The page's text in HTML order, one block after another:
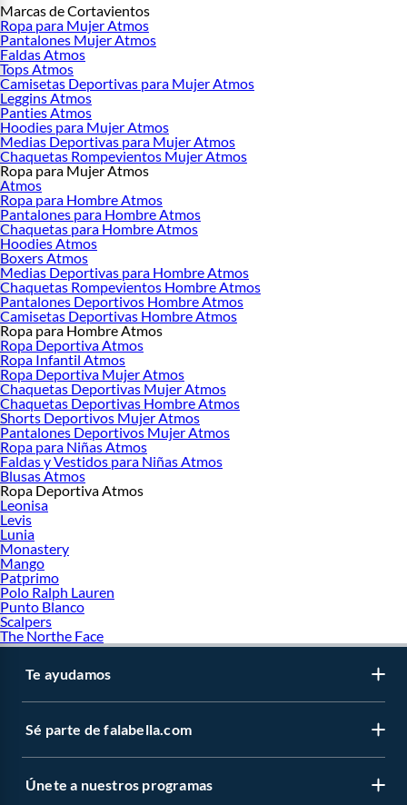
Marcas de Cortavientos
Ropa para Mujer Atmos
Pantalones Mujer Atmos
Faldas Atmos
Tops Atmos
Camisetas Deportivas para Mujer Atmos
Leggins Atmos
Panties Atmos
Hoodies para Mujer Atmos
Medias Deportivas para Mujer Atmos
Chaquetas Rompevientos Mujer Atmos
Ropa para Mujer Atmos
Atmos
Ropa para Hombre Atmos
Pantalones para Hombre Atmos
Chaquetas para Hombre Atmos
Hoodies Atmos
Boxers Atmos
Medias Deportivas para Hombre Atmos
Chaquetas Rompevientos Hombre Atmos
Pantalones Deportivos Hombre Atmos
Camisetas Deportivas Hombre Atmos
Ropa para Hombre Atmos
Ropa Deportiva Atmos
Ropa Infantil Atmos
Ropa Deportiva Mujer Atmos
Chaquetas Deportivas Mujer Atmos
Chaquetas Deportivas Hombre Atmos
Shorts Deportivos Mujer Atmos
Pantalones Deportivos Mujer Atmos
Ropa para Niñas Atmos
Faldas y Vestidos para Niñas Atmos
Blusas Atmos
Ropa Deportiva Atmos
Leonisa
Levis
Lunia
Monastery
Mango
Patprimo
Polo Ralph Lauren
Punto Blanco
Scalpers
The Northe Face
Te ayudamos
Sé parte de falabella.com
Únete a nuestros programas